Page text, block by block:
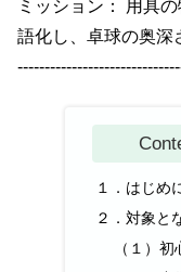
ミッション： 用具
語化し、卓球の奥深
１．はじめ
２．対象と
（１）